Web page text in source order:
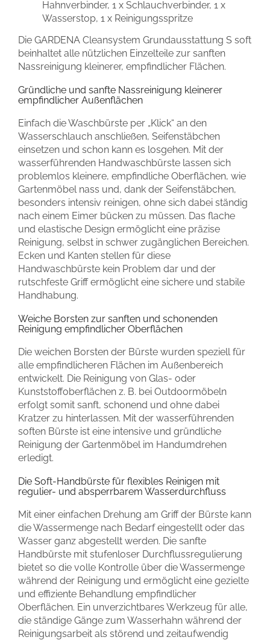
Hahnverbinder, 1 x Schlauchverbinder, 1 x
Wasserstop, 1 x Reinigungsspritze
Die GARDENA Cleansystem Grundausstattung S soft
beinhaltet alle nützlichen Einzelteile zur sanften
Nassreinigung kleinerer, empfindlicher Flächen.
Gründliche und sanfte Nassreinigung kleinerer
empfindlicher Außenflächen
Einfach die Waschbürste per „Klick“ an den
Wasserschlauch anschließen, Seifenstäbchen
einsetzen und schon kann es losgehen. Mit der
wasserführenden Handwaschbürste lassen sich
problemlos kleinere, empfindliche Oberflächen, wie
Gartenmöbel nass und, dank der Seifenstäbchen,
besonders intensiv reinigen, ohne sich dabei ständig
nach einem Eimer bücken zu müssen. Das flache
und elastische Design ermöglicht eine präzise
Reinigung, selbst in schwer zugänglichen Bereichen.
Ecken und Kanten stellen für diese
Handwaschbürste kein Problem dar und der
rutschfeste Griff ermöglicht eine sichere und stabile
Handhabung.
Weiche Borsten zur sanften und schonenden
Reinigung empfindlicher Oberflächen
Die weichen Borsten der Bürste wurden speziell für
alle empfindlicheren Flächen im Außenbereich
entwickelt. Die Reinigung von Glas- oder
Kunststoffoberflächen z. B. bei Outdoormöbeln
erfolgt somit sanft, schonend und ohne dabei
Kratzer zu hinterlassen. Mit der wasserführenden
soften Bürste ist eine intensive und gründliche
Reinigung der Gartenmöbel im Handumdrehen
erledigt.
Die Soft-Handbürste für flexibles Reinigen mit
regulier- und absperrbarem Wasserdurchfluss
Mit einer einfachen Drehung am Griff der Bürste kann
die Wassermenge nach Bedarf eingestellt oder das
Wasser ganz abgestellt werden. Die sanfte
Handbürste mit stufenloser Durchflussregulierung
bietet so die volle Kontrolle über die Wassermenge
während der Reinigung und ermöglicht eine gezielte
und effiziente Behandlung empfindlicher
Oberflächen. Ein unverzichtbares Werkzeug für alle,
die ständige Gänge zum Wasserhahn während der
Reinigungsarbeit als störend und zeitaufwendig